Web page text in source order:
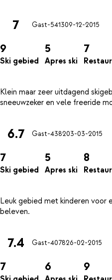
7 Gast-541309-12-2015
9
Ski gebied
5
Apres ski
7
Klein maar zeer uitdagend
6.7 Gast-438203-03-2015
7
Ski gebied
5
Apres ski
8
Leuk gebied met kinderen voor
7.4 Gast-407826-02-2015
7 6 9